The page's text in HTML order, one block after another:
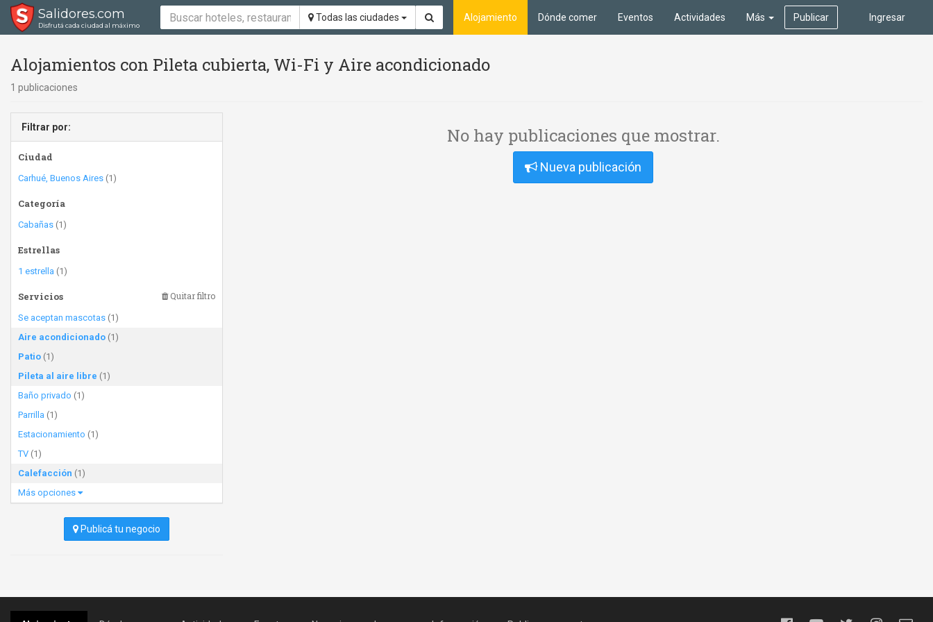
Salidores.com
Disfrutá cada ciudad al máximo
Todas las ciudades Ingresar
Alojamiento Dónde comer Eventos Actividades Más Publicar
Alojamientos con Pileta cubierta, Wi-Fi y Aire acondicionado
1 publicaciones
Filtrar por:
Ciudad
Carhué, Buenos Aires (1)
Categoría
Cabañas (1)
Estrellas
1 estrella (1)
Servicios Quitar filtro
Se aceptan mascotas (1)
Aire acondicionado (1)
Patio (1)
Pileta al aire libre (1)
Baño privado (1)
Parrilla (1)
Estacionamiento (1)
TV (1)
Calefacción (1)
Más opciones
Publicá tu negocio
No hay publicaciones que mostrar.
Nueva publicación